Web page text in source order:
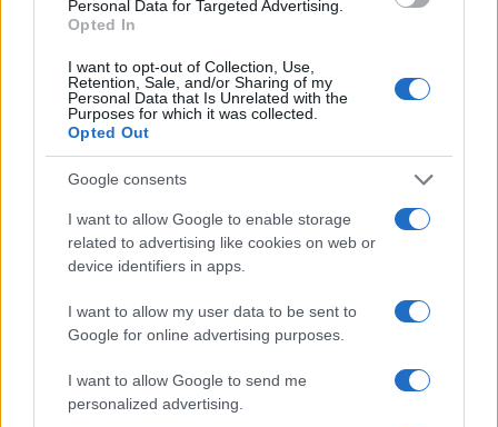
Personal Data for Targeted Advertising.
Opted In
I want to opt-out of Collection, Use,
Retention, Sale, and/or Sharing of my
Personal Data that Is Unrelated with the
Purposes for which it was collected.
Opted Out
Google consents
I want to allow Google to enable storage
related to advertising like cookies on web or
device identifiers in apps.
I want to allow my user data to be sent to
Google for online advertising purposes.
I want to allow Google to send me
personalized advertising.
Gassanoff vince a Copenhagen
Cristian Castiglioni · 7 Ago 2026
OFFERTE&CONSIGLI